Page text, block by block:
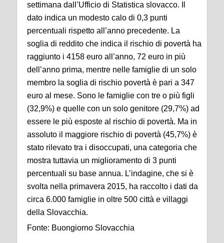
settimana dall’Ufficio di Statistica slovacco. Il
dato indica un modesto calo di 0,3 punti
percentuali rispetto all’anno precedente. La
soglia di reddito che indica il rischio di povertà ha
raggiunto i 4158 euro all’anno, 72 euro in più
dell’anno prima, mentre nelle famiglie di un solo
membro la soglia di rischio povertà è pari a 347
euro al mese. Sono le famiglie con tre o più figli
(32,9%) e quelle con un solo genitore (29,7%) ad
essere le più esposte al rischio di povertà. Ma in
assoluto il maggiore rischio di povertà (45,7%) è
stato rilevato tra i disoccupati, una categoria che
mostra tuttavia un miglioramento di 3 punti
percentuali su base annua. L’indagine, che si è
svolta nella primavera 2015, ha raccolto i dati da
circa 6.000 famiglie in oltre 500 città e villaggi
della Slovacchia.
Fonte: Buongiorno Slovacchia